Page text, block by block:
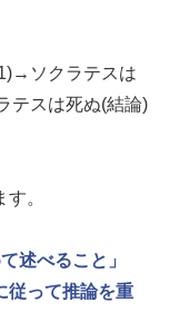
ソクラテスは
テスは死ぬ(結論)
。
述べること」
従って推論を重